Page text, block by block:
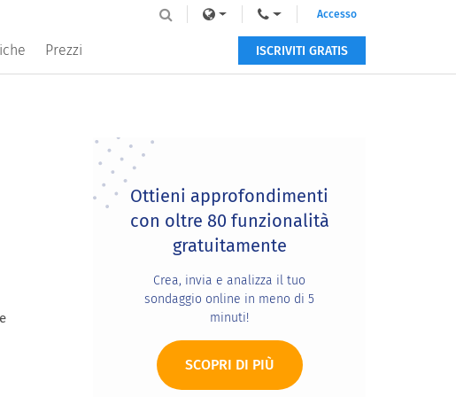
Prezzi
Accesso
ISCRIVITI GRATIS
Primary
Sidebar
Ottieni approfondimenti
con oltre 80 funzionalità
gratuitamente
Crea, invia e analizza il tuo
sondaggio online in meno di 5
minuti!
SCOPRI DI PIÙ